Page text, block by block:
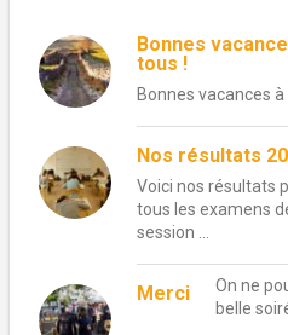
Bonnes
tous !
Bonnes vacances à
Nos résultats
Voici nos résultats
tous les examens
session …
Merci
On ne
belle